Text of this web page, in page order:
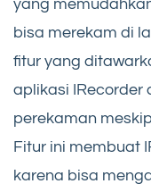
yang
bisa merekam di
fitur yang
aplikasi
perekaman
Fitur ini membuat
karena bisa